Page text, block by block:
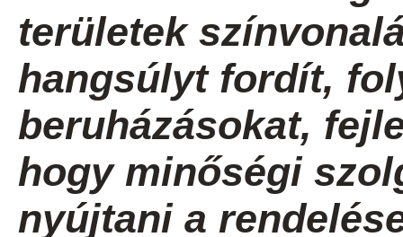
területek
hangsúlyt fordít,
beruházásokat,
hogy minőségi
nyújtani a